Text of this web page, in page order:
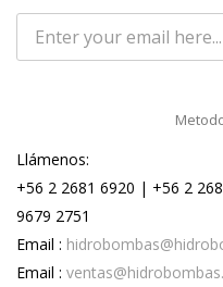
Llámenos:
+56 2 2681 6920 | +56 2
9679 2751
Email :
Email :